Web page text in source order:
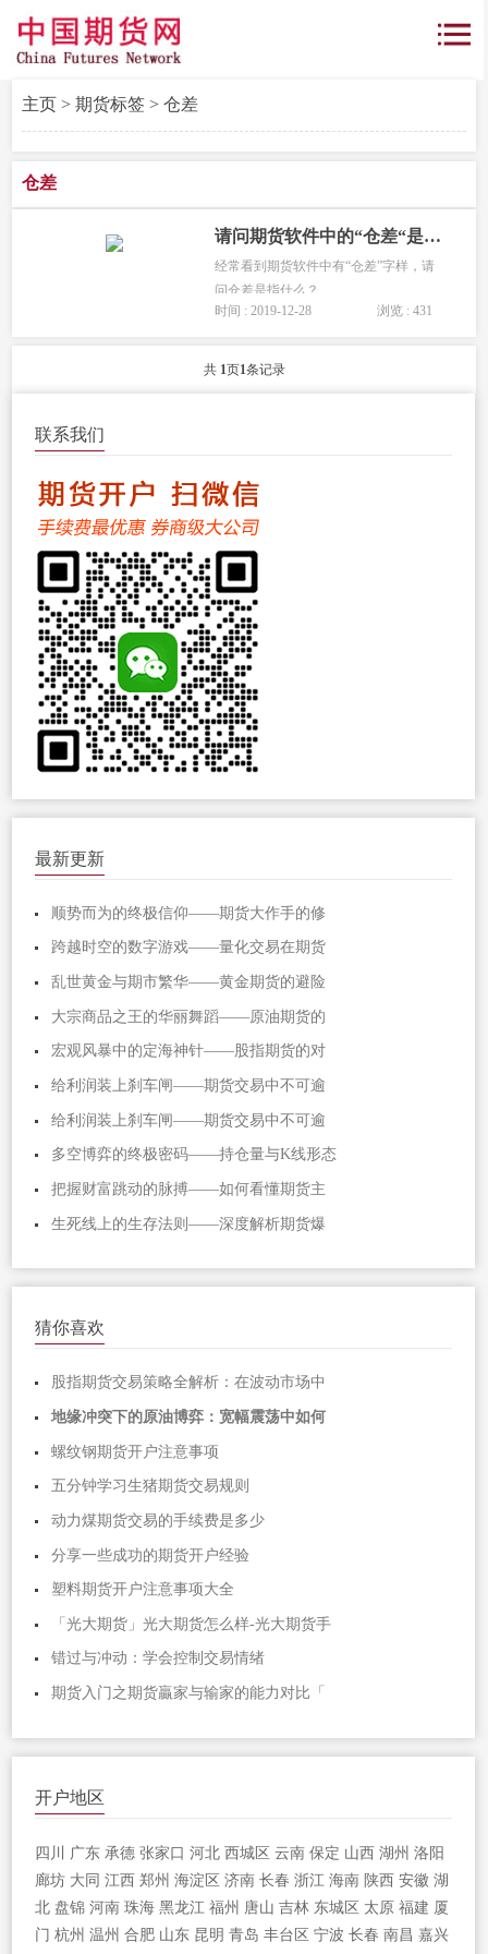
主页> 期货标签> 仓差
仓差
请问期货软件中的“仓差“是什么意思?
经常看到期货软件中有“仓差”字样，请
问仓差是指什么？...
时间 : 2019-12-28
浏览 : 431
共 1页1条记录
联系我们
最新更新
顺势而为的终极信仰——期货大作手的修
跨越时空的数字游戏——量化交易在期货
乱世黄金与期市繁华——黄金期货的避险
大宗商品之王的华丽舞蹈——原油期货的
宏观风暴中的定海神针——股指期货的对
给利润装上刹车闸——期货交易中不可逾
给利润装上刹车闸——期货交易中不可逾
多空博弈的终极密码——持仓量与K线形态
把握财富跳动的脉搏——如何看懂期货主
生死线上的生存法则——深度解析期货爆
猜你喜欢
股指期货交易策略全解析：在波动市场中
地缘冲突下的原油博弈：宽幅震荡中如何
螺纹钢期货开户注意事项
五分钟学习生猪期货交易规则
动力煤期货交易的手续费是多少
分享一些成功的期货开户经验
塑料期货开户注意事项大全
「光大期货」光大期货怎么样-光大期货手
错过与冲动：学会控制交易情绪
期货入门之期货贏家与输家的能力对比「
开户地区
四川 广东 承德 张家口 河北 西城区 云南 保定 山西 湖州 洛阳
廊坊 大同 江西 郑州 海淀区 济南 长春 浙江 海南 陕西 安徽 湖
北 盘锦 河南 珠海 黑龙江 福州 唐山 吉林 东城区 太原 福建 厦
门 杭州 温州 合肥 山东 昆明 青岛 丰台区 宁波 长春 南昌 嘉兴